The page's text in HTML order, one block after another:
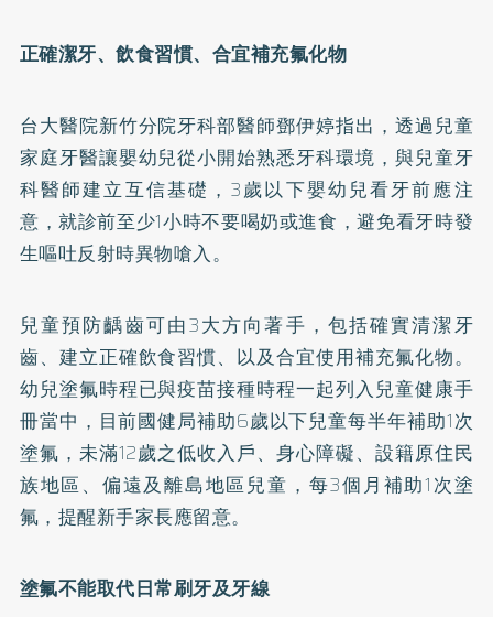
正確潔牙、飲食習慣、合宜補充氟化物
台大醫院新竹分院牙科部醫師鄧伊婷指出，透過兒童
家庭牙醫讓嬰幼兒從小開始熟悉牙科環境，與兒童牙
科醫師建立互信基礎，3歲以下嬰幼兒看牙前應注
意，就診前至少1小時不要喝奶或進食，避免看牙時發
生嘔吐反射時異物嗆入。
兒童預防齲齒可由3大方向著手，包括確實清潔牙
齒、建立正確飲食習慣、以及合宜使用補充氟化物。
幼兒塗氟時程已與疫苗接種時程一起列入兒童健康手
冊當中，目前國健局補助6歲以下兒童每半年補助1次
塗氟，未滿12歲之低收入戶、身心障礙、設籍原住民
族地區、偏遠及離島地區兒童，每3個月補助1次塗
氟，提醒新手家長應留意。
塗氟不能取代日常刷牙及牙線